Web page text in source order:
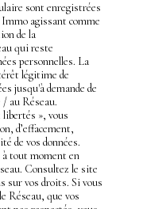
sont enregistrées
agissant comme
de la
qui reste
personnelles. La
légitime de
jusqu'à demande de
au Réseau.
», vous
d’effacement,
de vos données.
tout moment en
Consultez le site
sur vos droits. Si vous
Réseau, que vos